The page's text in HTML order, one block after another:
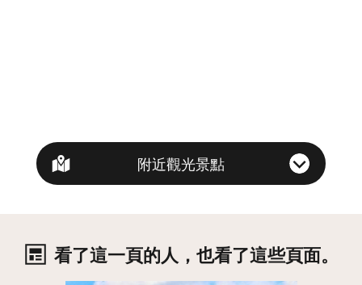
附近觀光景點
看了這一頁的人，也看了這些頁面。